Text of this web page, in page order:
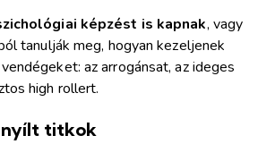
képzést is kapnak, vagy
tanulják meg, hogyan kezeljenek
az arrogánsat, az ideges
high rollert.
nyílt titkok